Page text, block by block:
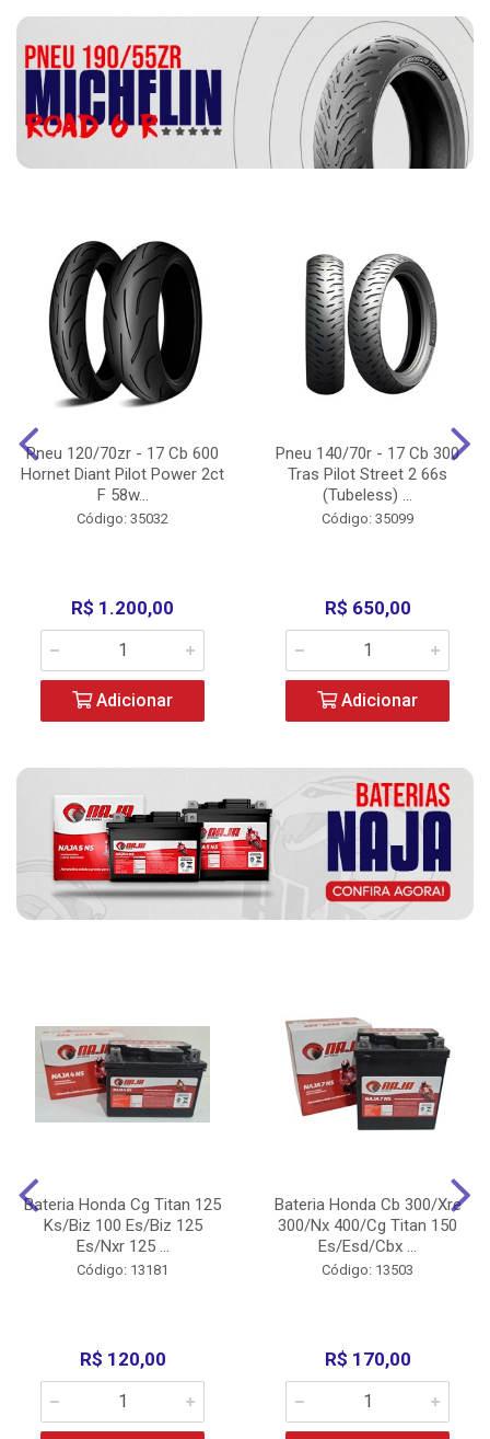
Pneu 120/70zr - 17 Cb 600
Hornet Diant Pilot Power 2ct
F 58w...
Código: 35032
R$ 1.200,00
Adicionar
Pneu 140/70r - 17 Cb 300
Tras Pilot Street 2 66s
(Tubeless) ...
Código: 35099
R$ 650,00
Adicionar
Bateria Honda Cg Titan 125
Ks/Biz 100 Es/Biz 125
Es/Nxr 125 ...
Código: 13181
R$ 120,00
Bateria Honda Cb 300/Xre
300/Nx 400/Cg Titan 150
Es/Esd/Cbx ...
Código: 13503
R$ 170,00